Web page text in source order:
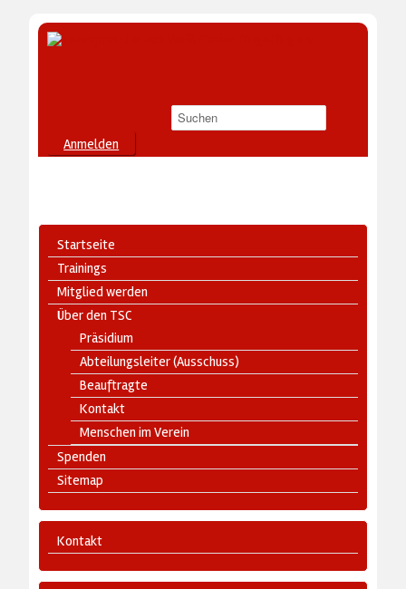
Anmelden
Startseite
Trainings
Mitglied werden
Über den TSC
Präsidium
Abteilungsleiter (Ausschuss)
Beauftragte
Kontakt
Menschen im Verein
Spenden
Sitemap
Kontakt